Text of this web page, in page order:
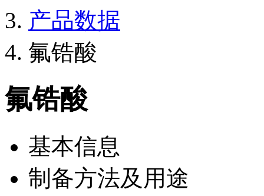
产品数据
氟锆酸
氟锆酸
基本信息
制备方法及用途